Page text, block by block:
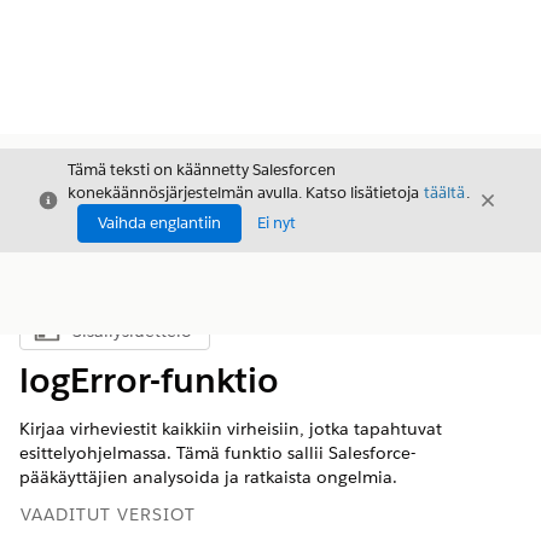
Sulje
Tämä teksti on käännetty Salesforcen
konekäännösjärjestelmän avulla. Katso lisätietoja täältä.
Vaihda englantiin
Ei nyt
Sulje
Näytä sisällysluettelo
Sisällysluettelo
logError-funktio
Kirjaa virheviestit kaikkiin virheisiin, jotka tapahtuvat
esittelyohjelmassa. Tämä funktio sallii Salesforce-
pääkäyttäjien analysoida ja ratkaista ongelmia.
VAADITUT VERSIOT